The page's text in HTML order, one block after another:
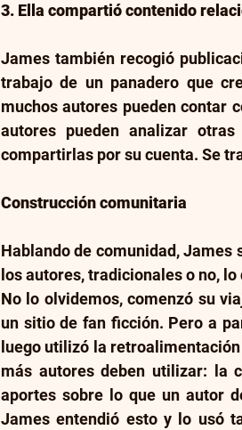
3. Ella compartió contenido
James también recogió
trabajo de un panadero que
muchos autores pueden contar
autores pueden analizar
compartirlas por su cuenta. Se
Construcción comunitaria
Hablando de comunidad,
los autores, tradicionales o no,
No lo olvidemos, comenzó su
un sitio de fan ficción. Pero a
luego utilizó la
más autores deben utilizar: la
aportes sobre lo que un autor
James entendió esto y lo usó